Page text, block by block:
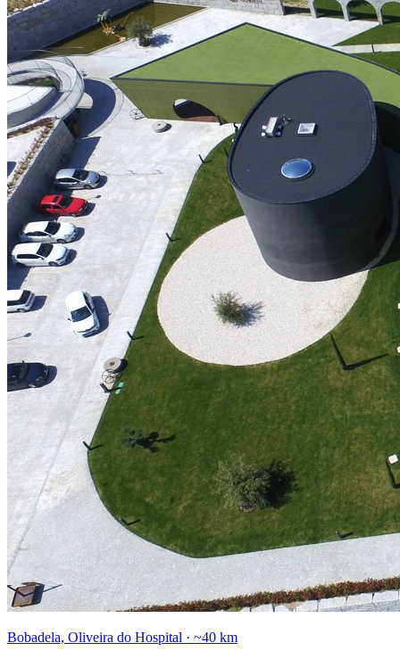
Bobadela, Oliveira do Hospital · ~40 km